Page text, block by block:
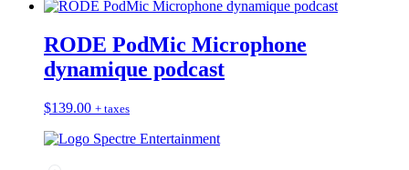
RODE PodMic Microphone
dynamique podcast
$139.00 + taxes